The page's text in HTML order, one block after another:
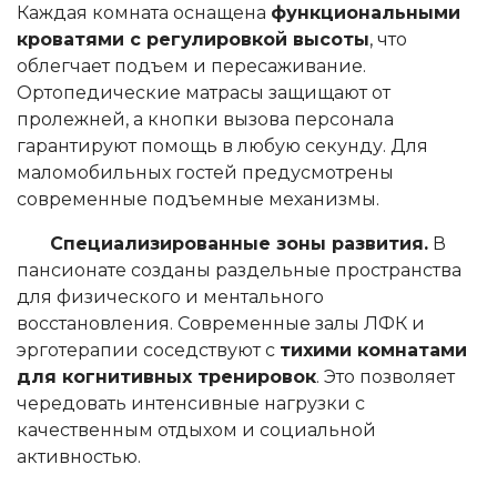
Каждая комната оснащена функциональными
кроватями с регулировкой высоты, что
облегчает подъем и пересаживание.
Ортопедические матрасы защищают от
пролежней, а кнопки вызова персонала
гарантируют помощь в любую секунду. Для
маломобильных гостей предусмотрены
современные подъемные механизмы.
Специализированные зоны развития. В
пансионате созданы раздельные пространства
для физического и ментального
восстановления. Современные залы ЛФК и
эрготерапии соседствуют с тихими комнатами
для когнитивных тренировок. Это позволяет
чередовать интенсивные нагрузки с
качественным отдыхом и социальной
активностью.